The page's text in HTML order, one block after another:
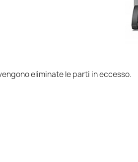
eliminate le parti in eccesso.